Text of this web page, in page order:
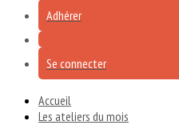
Adhérer
Se connecter
Accueil
Les ateliers du mois